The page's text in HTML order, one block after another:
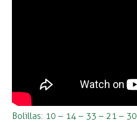
Bolillas: 10 – 14 – 33 – 21 – 30